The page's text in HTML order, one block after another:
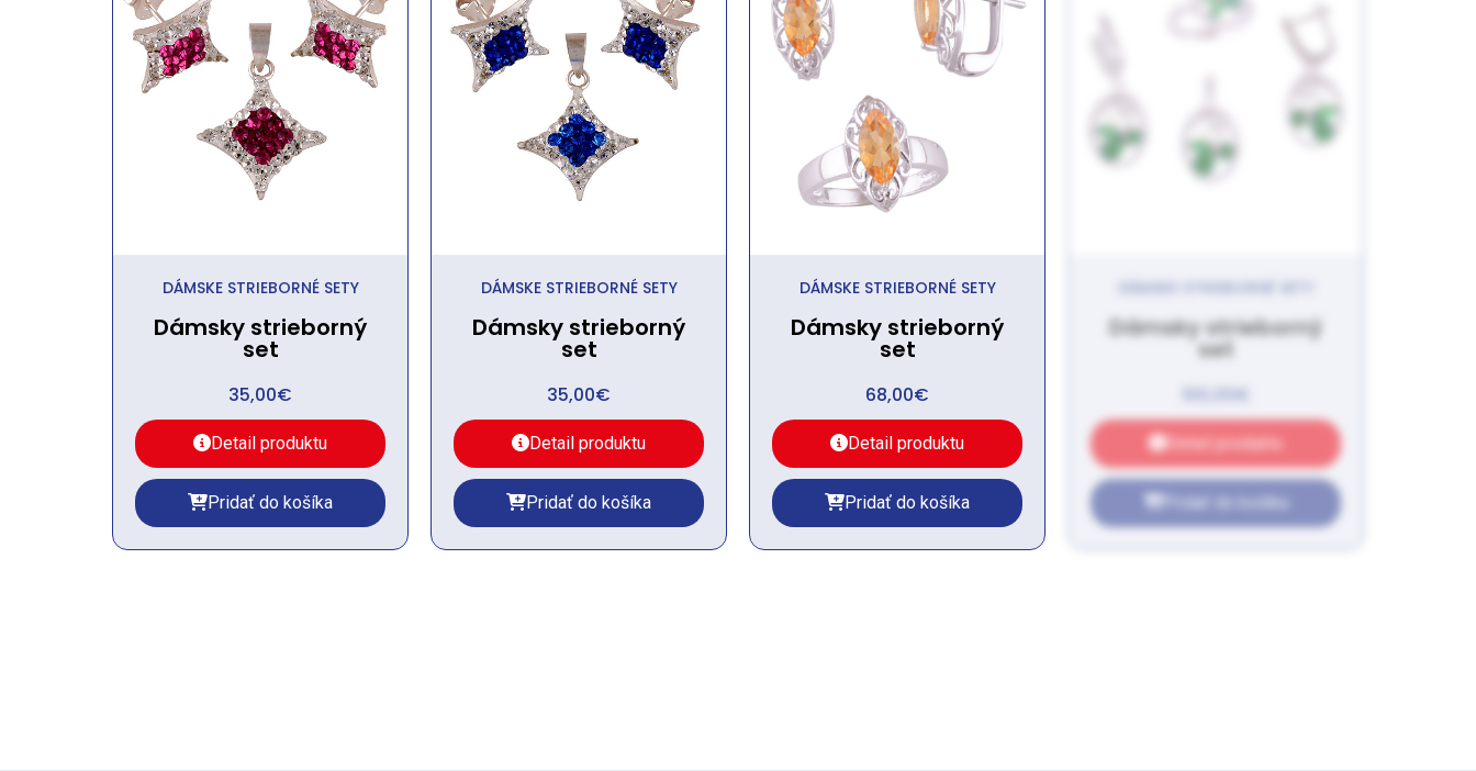
DÁMSKE STRIEBORNÉ SETY
Dámsky strieborný
set
35,00€
Detail produktu
Pridať do košíka
DÁMSKE STRIEBORNÉ SETY
Dámsky strieborný
set
35,00€
Detail produktu
Pridať do košíka
DÁMSKE STRIEBORNÉ SETY
Dámsky strieborný
set
68,00€
Detail produktu
Pridať do košíka
Dámsky strieborný
set
€
Detail produktu